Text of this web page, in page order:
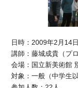
日時：2009年2月14
講師：藤城成貴（プ
会場：国立新美術館
対象：一般（中学生以